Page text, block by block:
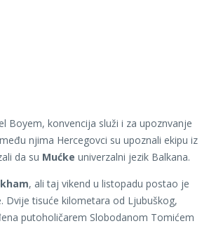
Boyem, konvencija služi i za upoznvanje
njima Hercegovci su upoznali ekipu iz
da su Mućke univerzalni jezik Balkana.
, ali taj vikend u listopadu postao je
Dvije tisuće kilometara od Ljubuškog,
putoholičarem Slobodanom Tomićem